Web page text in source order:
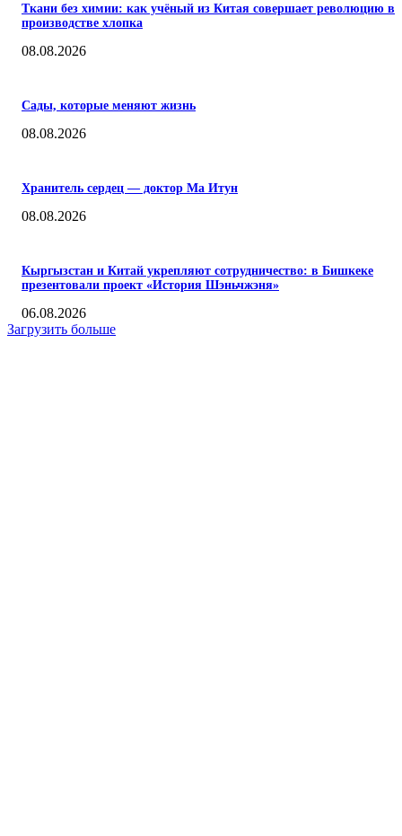
Ткани без химии: как учёный из Китая совершает революцию в
производстве хлопка
08.08.2026
Сады, которые меняют жизнь
08.08.2026
Хранитель сердец — доктор Ма Итун
08.08.2026
Кыргызстан и Китай укрепляют сотрудничество: в Бишкеке
презентовали проект «История Шэньчжэня»
06.08.2026
Загрузить больше